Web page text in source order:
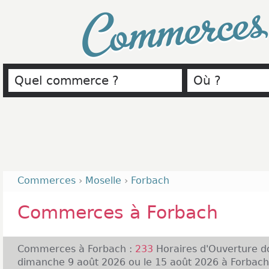
Commerces › Moselle › Forbach
Commerces à Forbach
Commerces à Forbach : 233 Horaires d'Ouverture
dimanche 9 août 2026 ou le 15 août 2026 à